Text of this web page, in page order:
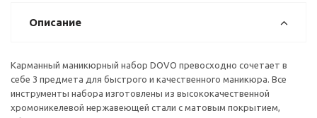
Описание
Карманный маникюрный набор DOVO превосходно сочетает в
себе 3 предмета для быстрого и качественного маникюра. Все
инструменты набора изготовлены из высококачественной
хромоникелевой нержавеющей стали с матовым покрытием,